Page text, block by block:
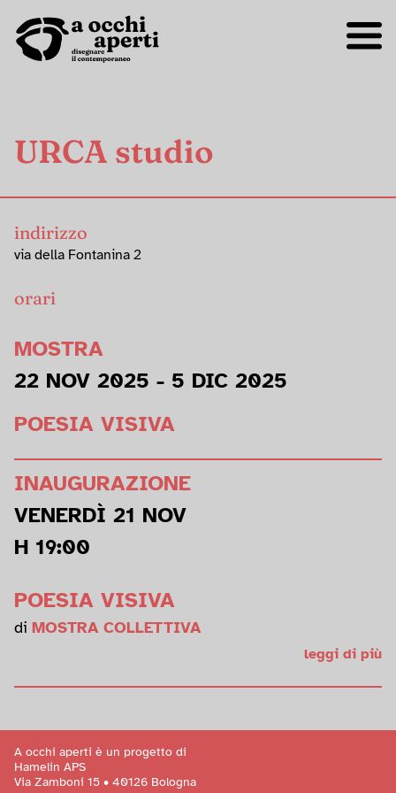
URCA studio
indirizzo
via della Fontanina 2
orari
MOSTRA
22 NOV 2025 - 5 DIC 2025
POESIA VISIVA
INAUGURAZIONE
VENERDÌ 21 NOV
H 19:00
POESIA VISIVA
di MOSTRA COLLETTIVA
leggi di più
A occhi aperti è un progetto di
Hamelin APS
Via Zamboni 15 • 40126 Bologna